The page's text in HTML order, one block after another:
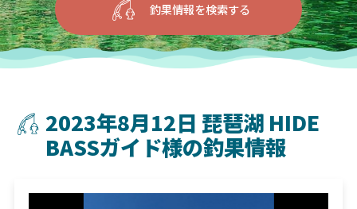
釣果情報を検索する
2023年8月12日 琵琶湖 HIDE
BASSガイド様の釣果情報